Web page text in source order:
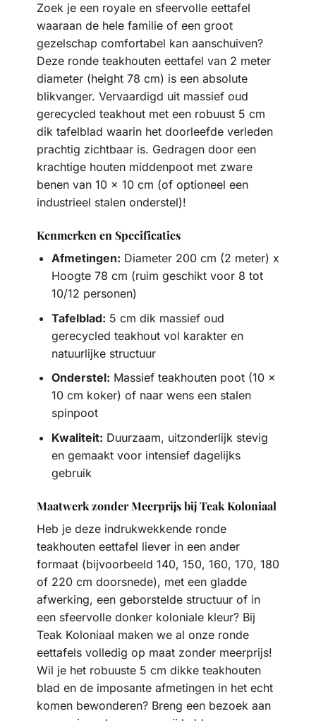
Zoek je een royale en sfeervolle eettafel
waaraan de hele familie of een groot
gezelschap comfortabel kan aanschuiven?
Deze ronde teakhouten eettafel van 2 meter
diameter (height 78 cm) is een absolute
blikvanger. Vervaardigd uit massief oud
gerecycled teakhout met een robuust 5 cm
dik tafelblad waarin het doorleefde verleden
prachtig zichtbaar is. Gedragen door een
krachtige houten middenpoot met zware
benen van 10 x 10 cm (of optioneel een
industrieel stalen onderstel)!
Kenmerken en Specificaties
Afmetingen: Diameter 200 cm (2 meter) x
Hoogte 78 cm (ruim geschikt voor 8 tot
10/12 personen)
Tafelblad: 5 cm dik massief oud
gerecycled teakhout vol karakter en
natuurlijke structuur
Onderstel: Massief teakhouten poot (10 x
10 cm koker) of naar wens een stalen
spinpoot
Kwaliteit: Duurzaam, uitzonderlijk stevig
en gemaakt voor intensief dagelijks
gebruik
Maatwerk zonder Meerprijs bij Teak Koloniaal
Heb je deze indrukwekkende ronde
teakhouten eettafel liever in een ander
formaat (bijvoorbeeld 140, 150, 160, 170, 180
of 220 cm doorsnede), met een gladde
afwerking, een geborstelde structuur of in
een sfeervolle donker koloniale kleur? Bij
Teak Koloniaal maken we al onze ronde
eettafels volledig op maat zonder meerprijs!
Wil je het robuuste 5 cm dikke teakhouten
blad en de imposante afmetingen in het echt
komen bewonderen? Breng een bezoek aan